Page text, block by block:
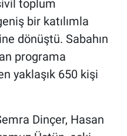
toplum
bir katılımla
dönüştü. Sabahın
programa
yaklaşık 650 kişi
Dinçer, Hasan